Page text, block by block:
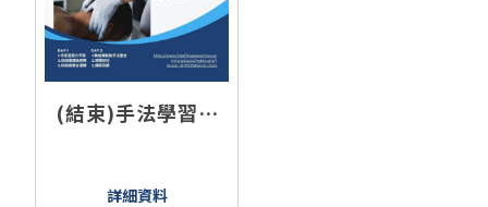
(結束)手法學習班
詳細資料